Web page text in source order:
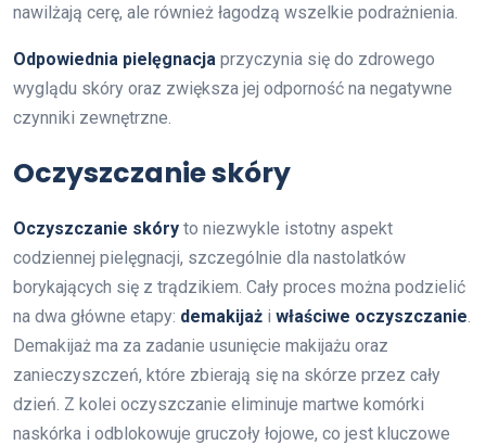
nawilżają cerę, ale również łagodzą wszelkie podrażnienia.
Odpowiednia pielęgnacja przyczynia się do zdrowego
wyglądu skóry oraz zwiększa jej odporność na negatywne
czynniki zewnętrzne.
Oczyszczanie skóry
Oczyszczanie skóry to niezwykle istotny aspekt
codziennej pielęgnacji, szczególnie dla nastolatków
borykających się z trądzikiem. Cały proces można podzielić
na dwa główne etapy: demakijaż i właściwe oczyszczanie
Demakijaż ma za zadanie usunięcie makijażu oraz
zanieczyszczeń, które zbierają się na skórze przez cały
dzień. Z kolei oczyszczanie eliminuje martwe komórki
naskórka i odblokowuje gruczoły łojowe, co jest kluczowe